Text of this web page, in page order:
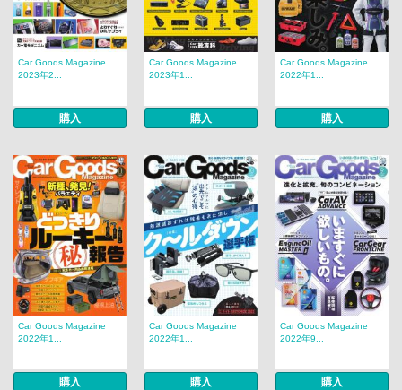
Car Goods Magazine
2023年2...
購入
Car Goods Magazine
2023年1...
購入
Car Goods Magazine
2022年1...
購入
Car Goods Magazine
2022年1...
購入
Car Goods Magazine
2022年1...
購入
Car Goods Magazine
2022年9...
購入